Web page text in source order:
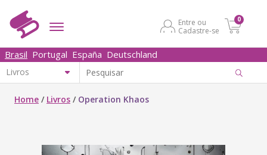
Entre ou
Cadastre-se
0
Brasil Portugal España Deutschland
Home / Livros / Operation Khaos